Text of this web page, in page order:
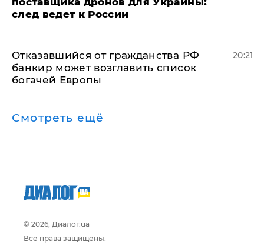
след ведет к России
Отказавшийся от гражданства РФ
банкир может возглавить список
богачей Европы
20:21
Смотреть ещё
© 2026, Диалог.ua
Все права защищены.